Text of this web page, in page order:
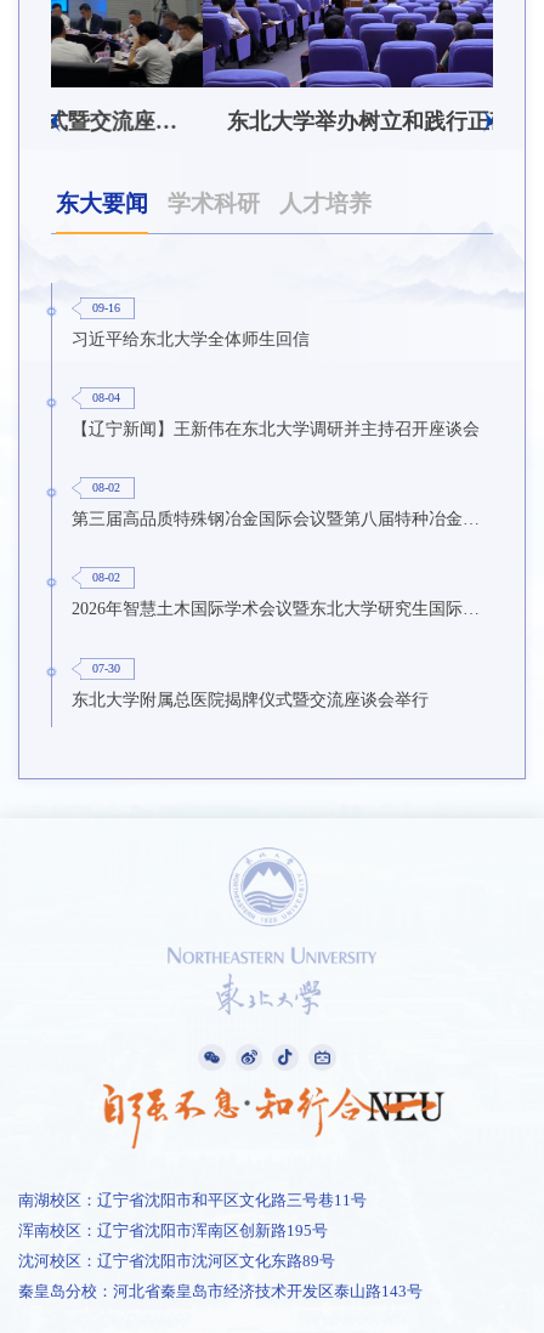
东北大学附属总医院揭牌仪式暨交流座谈会举行 东北大学举办树立和践行正确政绩观学习教育培训班
东大要闻 学术科研 人才培养
09-16
习近平给东北大学全体师生回信
08-04
【辽宁新闻】王新伟在东北大学调研并主持召开座谈会
08-02
08-02
2026年智慧土木国际学术会议暨东北大学研究生国际暑期学校第九期在东北大学召开
07-30
东北大学附属总医院揭牌仪式暨交流座谈会举行
南湖校区：辽宁省沈阳市和平区文化路三号巷11号
浑南校区：辽宁省沈阳市浑南区创新路195号
沈河校区：辽宁省沈阳市沈河区文化东路89号
秦皇岛分校：河北省秦皇岛市经济技术开发区泰山路143号